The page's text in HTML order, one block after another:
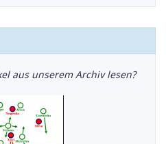
aus unserem Archiv lesen?